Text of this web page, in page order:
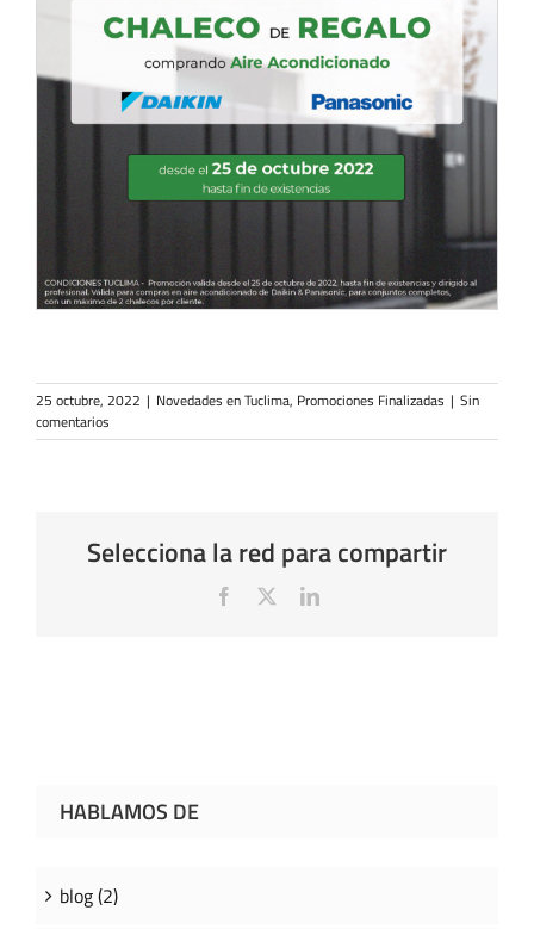
25 octubre, 2022 | Novedades en Tuclima, Promociones Finalizadas | Sin
comentarios
Selecciona la red para compartir
Facebook LinkedIn
HABLAMOS DE
blog (2)